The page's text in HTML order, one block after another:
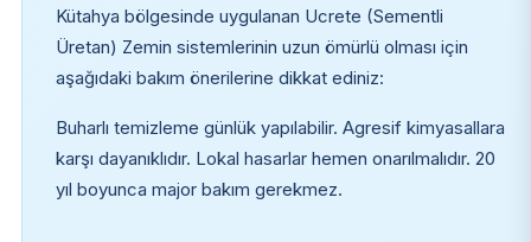
Kütahya bölgesinde uygulanan Ucrete (Sementli
Üretan) Zemin sistemlerinin uzun ömürlü olması için
aşağıdaki bakım önerilerine dikkat ediniz:
Buharlı temizleme günlük yapılabilir. Agresif kimyasallara
karşı dayanıklıdır. Lokal hasarlar hemen onarılmalıdır. 20
yıl boyunca major bakım gerekmez.